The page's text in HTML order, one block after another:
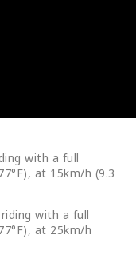
with a full
at 15km/h (9.3
with a full
at 25km/h